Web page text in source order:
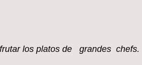
los platos de grandes chefs.